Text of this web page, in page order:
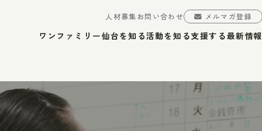
人材募集 お問い合わせ メルマガ登録
ワンファミリー仙台を知る活動を知る支援する最新情報